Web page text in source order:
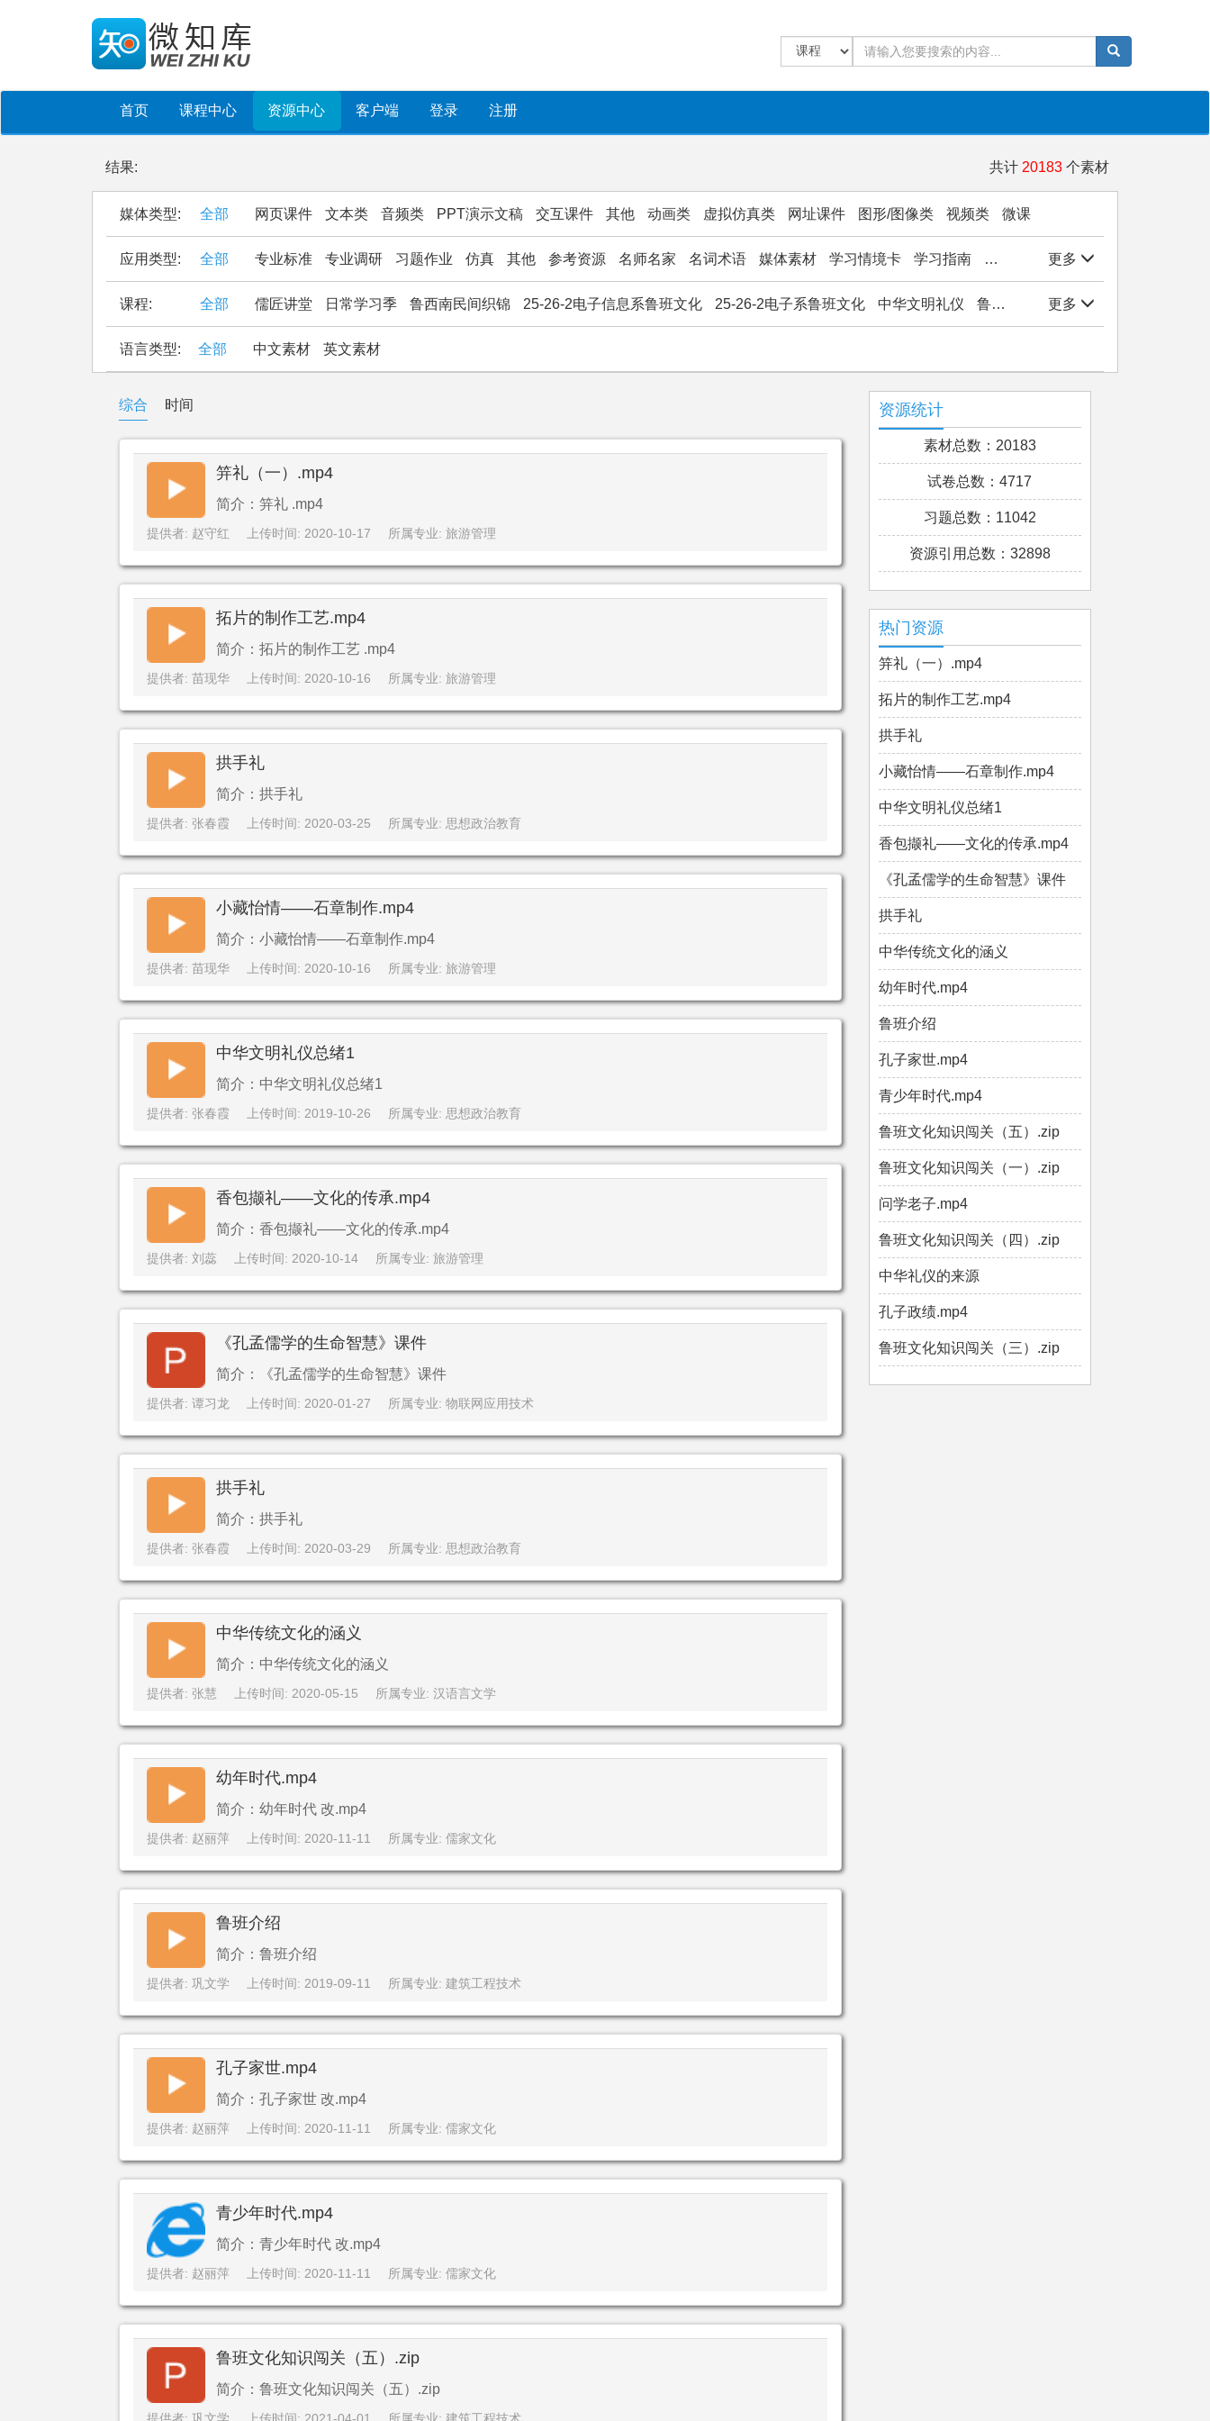
首页 课程中心 资源中心 客户端 登录 注册
结果: 共计 20183 个素材
媒体类型: 全部 网页课件 文本类 音频类 PPT演示文稿 交互课件 其他 动画类 虚拟仿真类 网址课件 图形/图像类 视频类 微课
应用类型: 全部 专业标准 专业调研 习题作业 仿真 其他 参考资源 名师名家 名词术语 媒体素材 学习情境卡 学习指南 学生作品 实验/实训/实习
更多
课程: 全部 儒匠讲堂 日常学习季 鲁西南民间织锦 25-26-2电子信息系鲁班文化 25-26-2电子系鲁班文化 中华文明礼仪 鲁班文化与工匠精神 更多
语言类型: 全部 中文素材 英文素材
综合 时间
笄礼（一）.mp4
简介：笄礼 .mp4
提供者: 赵守红 上传时间: 2020-10-17 所属专业: 旅游管理
拓片的制作工艺.mp4
简介：拓片的制作工艺 .mp4
提供者: 苗现华 上传时间: 2020-10-16 所属专业: 旅游管理
拱手礼
简介：拱手礼
提供者: 张春霞 上传时间: 2020-03-25 所属专业: 思想政治教育
小藏怡情——石章制作.mp4
简介：小藏怡情——石章制作.mp4
提供者: 苗现华 上传时间: 2020-10-16 所属专业: 旅游管理
中华文明礼仪总绪1
简介：中华文明礼仪总绪1
提供者: 张春霞 上传时间: 2019-10-26 所属专业: 思想政治教育
香包撷礼——文化的传承.mp4
简介：香包撷礼——文化的传承.mp4
提供者: 刘蕊 上传时间: 2020-10-14 所属专业: 旅游管理
《孔孟儒学的生命智慧》课件
简介：《孔孟儒学的生命智慧》课件
提供者: 谭习龙 上传时间: 2020-01-27 所属专业: 物联网应用技术
拱手礼
简介：拱手礼
提供者: 张春霞 上传时间: 2020-03-29 所属专业: 思想政治教育
中华传统文化的涵义
简介：中华传统文化的涵义
提供者: 张慧 上传时间: 2020-05-15 所属专业: 汉语言文学
幼年时代.mp4
简介：幼年时代 改.mp4
提供者: 赵丽萍 上传时间: 2020-11-11 所属专业: 儒家文化
鲁班介绍
简介：鲁班介绍
提供者: 巩文学 上传时间: 2019-09-11 所属专业: 建筑工程技术
孔子家世.mp4
简介：孔子家世 改.mp4
提供者: 赵丽萍 上传时间: 2020-11-11 所属专业: 儒家文化
青少年时代.mp4
简介：青少年时代 改.mp4
提供者: 赵丽萍 上传时间: 2020-11-11 所属专业: 儒家文化
鲁班文化知识闯关（五）.zip
简介：鲁班文化知识闯关（五）.zip
资源统计
素材总数：20183
试卷总数：4717
习题总数：11042
资源引用总数：32898
热门资源
笄礼（一）.mp4
拓片的制作工艺.mp4
拱手礼
小藏怡情——石章制作.mp4
中华文明礼仪总绪1
香包撷礼——文化的传承.mp4
《孔孟儒学的生命智慧》课件
拱手礼
中华传统文化的涵义
幼年时代.mp4
鲁班介绍
孔子家世.mp4
青少年时代.mp4
鲁班文化知识闯关（五）.zip
鲁班文化知识闯关（一）.zip
问学老子.mp4
鲁班文化知识闯关（四）.zip
中华礼仪的来源
孔子政绩.mp4
鲁班文化知识闯关（三）.zip